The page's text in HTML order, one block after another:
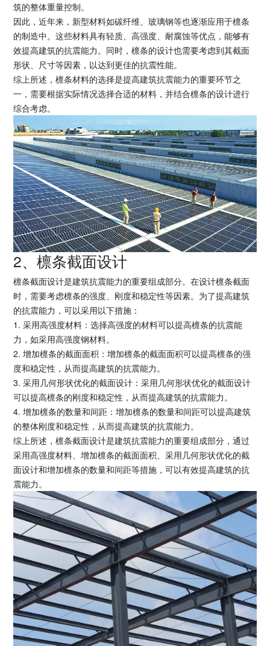
筑的整体重量控制。
因此，近年来，新型材料如碳纤维、玻璃钢等也逐渐应用于檩条
的制造中。这些材料具有轻质、高强度、耐腐蚀等优点，能够有
效提高建筑的抗震能力。同时，檩条的设计也需要考虑到其截面
形状、尺寸等因素，以达到更佳的抗震性能。
综上所述，檩条材料的选择是提高建筑抗震能力的重要环节之
一，需要根据实际情况选择合适的材料，并结合檩条的设计进行
综合考虑。
2、檩条截面设计
檩条截面设计是建筑抗震能力的重要组成部分。在设计檩条截面
时，需要考虑檩条的强度、刚度和稳定性等因素。为了提高建筑
的抗震能力，可以采用以下措施：
1. 采用高强度材料：选择高强度的材料可以提高檩条的抗震能
力，如采用高强度钢材料。
2. 增加檩条的截面面积：增加檩条的截面面积可以提高檩条的强
度和稳定性，从而提高建筑的抗震能力。
3. 采用几何形状优化的截面设计：采用几何形状优化的截面设计
可以提高檩条的刚度和稳定性，从而提高建筑的抗震能力。
4. 增加檩条的数量和间距：增加檩条的数量和间距可以提高建筑
的整体刚度和稳定性，从而提高建筑的抗震能力。
综上所述，檩条截面设计是建筑抗震能力的重要组成部分，通过
采用高强度材料、增加檩条的截面面积、采用几何形状优化的截
面设计和增加檩条的数量和间距等措施，可以有效提高建筑的抗
震能力。